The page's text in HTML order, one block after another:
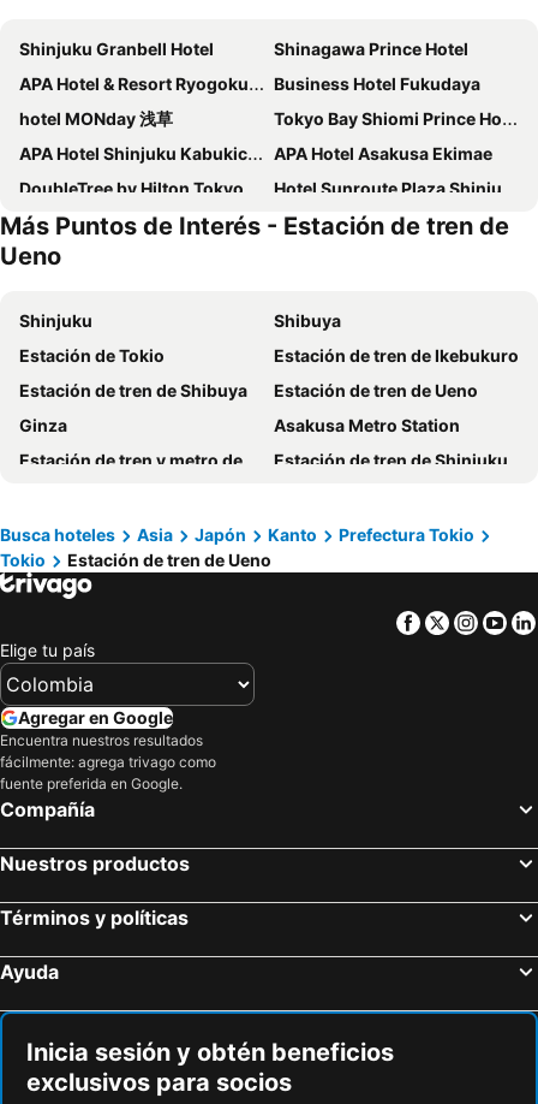
Shinjuku Granbell Hotel
Shinagawa Prince Hotel
APA Hotel & Resort Ryogoku Ekimae Tower
Business Hotel Fukudaya
hotel MONday 浅草
Tokyo Bay Shiomi Prince Hotel
APA Hotel Shinjuku Kabukicho Tower
APA Hotel Asakusa Ekimae
DoubleTree by Hilton Tokyo Ariake
Hotel Sunroute Plaza Shinjuku
Keio Plaza Hotel Tokyo
the b akasaka
Hotel East 21 Tokyo
Shinjuku Washington Hotel
Hotel Sunlite Shinjuku
Richmond Hotel Premier Tokyo Schole
LOISIR HOTEL SHINAGAWA SEASIDE
APA Hotel Nihombashi Bakuroyokoyama Ekimae
SHIBUYA STREAM HOTEL
Tokyo Dome Hotel
APA Hotel Yamanote Otsuka Ekimae Tower
APA Hotel Hatchobori Ekimae
APA Hotel & Resort Roppongi Ekihigashi
New Otani Inn Tokyo
APA Hotel & Resort Nishishinjuku Gochome Ekimae Tower
Sakura Hotel Nippori
Hotel Owl Tokyo Nippori
the square hotel GINZA
APA Hotel & Resort Tokyo Bay Shiomi
JR Kyushu Hotel Blossom Shinjuku
Grand Nikko Tokyo Daiba
Premier Hotel Cabin Shinjuku
Mustard Hotel Asakusa 1
The Tokyo Station Hotel
Toshi Center Hotel
Hotel New Otani Tokyo Garden Tower
Mitsui Garden Hotel Ginza Premier
Hotel Sunroute Stellar Ueno
Ueno Touganeya Hotel
Ueno Urban Hotel
Hotel New Tohoku
NOHGA HOTEL UENO TOKYO
KOKO HOTEL Ueno Station
Hotel Emit Ueno
Más Puntos de Interés - Estación de tren de
Ueno
Shinjuku
Shibuya
Estación de Tokio
Estación de tren de Ikebukuro
Estación de tren de Shibuya
Estación de tren de Ueno
Ginza
Asakusa Metro Station
Estación de tren y metro de Asakusa
Estación de tren de Shinjuku
Akihabara Metro Station
Shinjuku Metro Station
Estación de tren de Akihabara
Tokyo Disney Resort
Sensoji Temple
Roppongi
Haneda Airport International Terminal Station
Tokyo International Airport
Mount Fuji
Nagano Station
Estación de tren de Kinshicho Adachi
Tokyo Disneyland
Tokyo Dome City Hall
Sumida
Chuo
Akasaka
Kabukicho
Shin-Okubo station
Gobierno Metropolitano de Tokio
Yoyogi park
Busca hoteles Asia Japón Kanto
Prefectura Tokio
Tokio
Estación de tren de Ueno
Facebook
Twitter
Elige tu país
Agregar en Google
Encuentra nuestros resultados
fácilmente: agrega trivago como
fuente preferida en Google.
Compañía
Nuestros productos
Términos y políticas
Ayuda
Inicia sesión y obtén beneficios
exclusivos para socios